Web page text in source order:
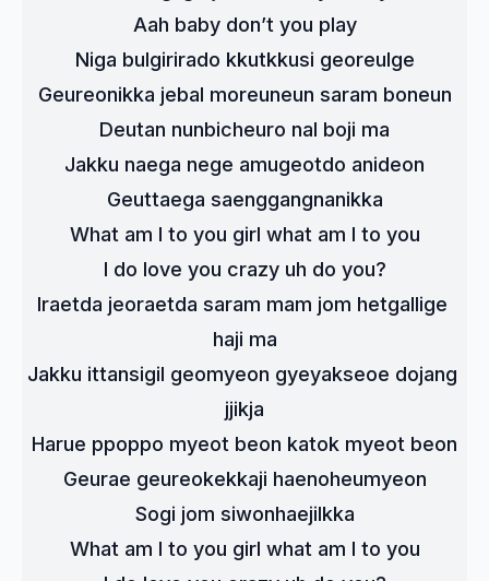
Aah baby don’t you play
Niga bulgirirado kkutkkusi georeulge
Geureonikka jebal moreuneun saram boneun
Deutan nunbicheuro nal boji ma
Jakku naega nege amugeotdo anideon
Geuttaega saenggangnanikka
What am I to you girl what am I to you
I do love you crazy uh do you?
Iraetda jeoraetda saram mam jom hetgallige
haji ma
Jakku ittansigil geomyeon gyeyakseoe dojang
jjikja
Harue ppoppo myeot beon katok myeot beon
Geurae geureokekkaji haenoheumyeon
Sogi jom siwonhaejilkka
What am I to you girl what am I to you